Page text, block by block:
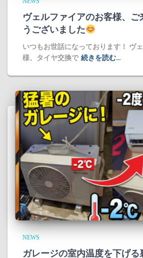
ヴェルファイアのお客様、ご
うございました
いつもお世話になっております！ ヴ
様、タイヤ交換で 続きを読む…
NEWS
ガレージの室内温度を下げる